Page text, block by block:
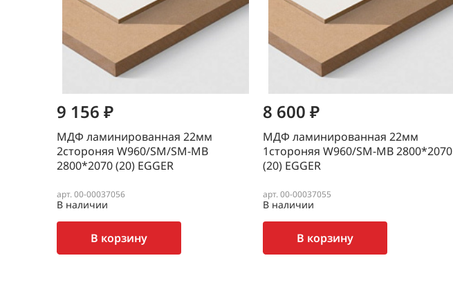
9 156 ₽
МДФ ламинированная 22мм
2стороняя W960/SM/SM-MB
2800*2070 (20) EGGER
арт. 00-00037056
В наличии
В корзину
8 600 ₽
МДФ ламинированная 22мм
1стороняя W960/SM-MB 2800*2070
(20) EGGER
арт. 00-00037055
В наличии
В корзину